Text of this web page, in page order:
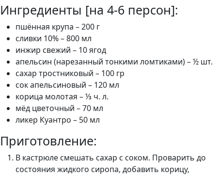
Ингредиенты [на 4-6 персон]:
пшённая крупа – 200 г
сливки 10% – 800 мл
инжир свежий – 10 ягод
апельсин (нарезанный тонкими ломтиками) – ½ шт.
сахар тростниковый – 100 гр
сок апельсиновый – 120 мл
корица молотая – ⅓ ч. л.
мёд цветочный – 70 мл
ликер Куантро – 50 мл
Приготовление:
В кастрюле смешать сахар с соком. Проварить до
состояния жидкого сиропа, добавить корицу,